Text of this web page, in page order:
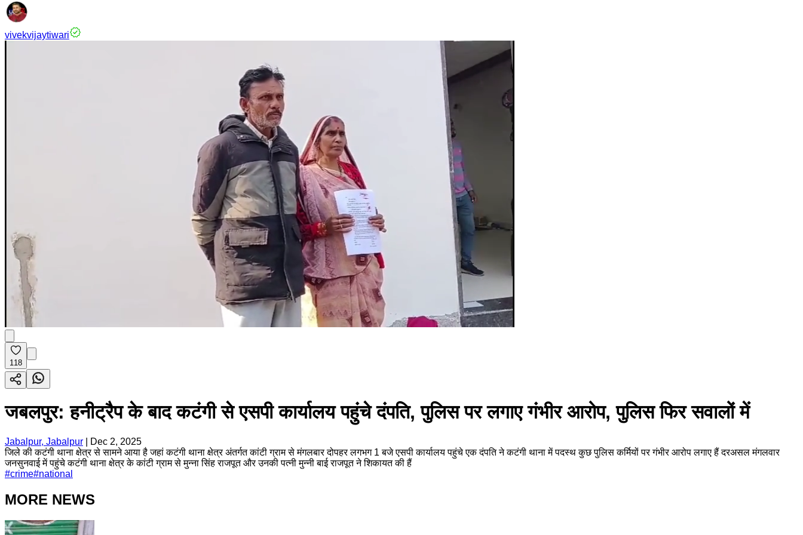
vivekvijaytiwari
118
जबलपुर: हनीट्रैप के बाद कटंगी से एसपी कार्यालय पहुंचे दंपति, पुलिस पर लगाए गंभीर आरोप, पुलिस फिर सवालों में
Jabalpur, Jabalpur
Dec 2, 2025
जिले की कटंगी थाना क्षेत्र से सामने आया है जहां कटंगी थाना क्षेत्र अंतर्गत कांटी ग्राम से मंगलबार दोपहर लगभग 1 बजे एसपी कार्यालय पहुंचे एक दंपति ने कटंगी थाना में पदस्थ कुछ पुलिस कर्मियों पर गंभीर आरोप लगाए हैं दरअसल मंगलवार
जनसुनवाई में पहुंचे कटंगी थाना क्षेत्र के कांटी ग्राम से मुन्ना सिंह राजपूत और उनकी पत्नी मुन्नी बाई राजपूत ने शिकायत की हैं
#crime#national
MORE NEWS